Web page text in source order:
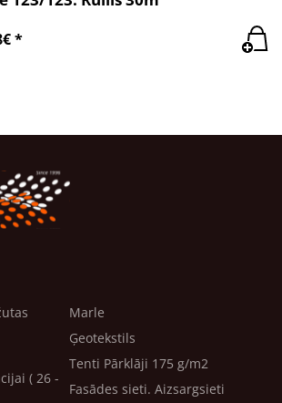
*
( 26 -
Marle
Ģeotekstils
Tenti Pārklāji 175 g/m2
Fasādes sieti. Aizsargsieti